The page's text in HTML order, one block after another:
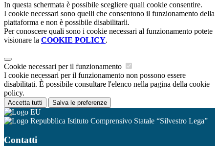
In questa schermata è possibile scegliere quali cookie consentire.
I cookie necessari sono quelli che consentono il funzionamento della
piattaforma e non è possibile disabilitarli.
Per conoscere quali sono i cookie necessari al funzionamento potete
visionare la COOKIE POLICY.
Cookie necessari per il funzionamento
I cookie necessari per il funzionamento non possono essere
disabilitati. È possibile consultare l'elenco nella pagina della cookie
policy.
Accetta tutti Salva le preferenze
Istituto Comprensivo Statale “Silvestro Lega”
Contatti